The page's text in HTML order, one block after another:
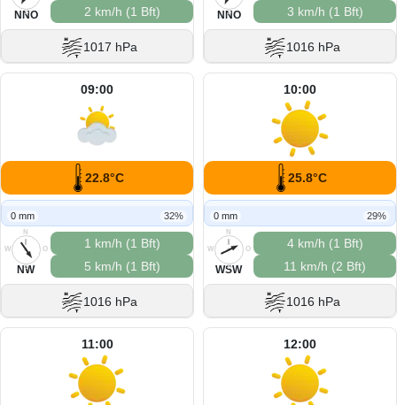
S
NNO
2 km/h (1 Bft)
1017 hPa
S
NNO
3 km/h (1 Bft)
1016 hPa
09:00
22.8°C
0 mm 32%
N
O
S
W
NW
1 km/h (1 Bft)
5 km/h (1 Bft)
1016 hPa
10:00
25.8°C
0 mm 29%
N
O
S
W
WSW
4 km/h (1 Bft)
11 km/h (2 Bft)
1016 hPa
11:00 12:00